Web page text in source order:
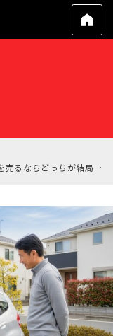
どっちが結局お得なの？